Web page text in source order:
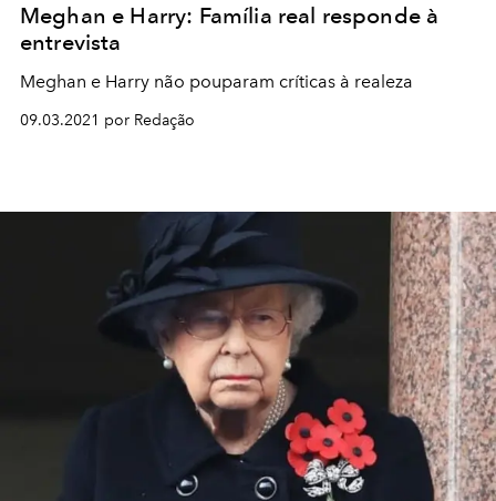
Meghan e Harry: Família real responde à
entrevista
Meghan e Harry não pouparam críticas à realeza
09.03.2021 por Redação